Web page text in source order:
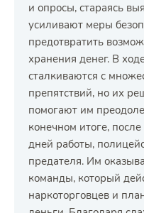
и опросы, стараясь
усиливают меры
предотвратить
хранения денег. В
сталкиваются с
препятствий, но их
помогают им
конечном итоге,
дней работы,
предателя. Им
команды, который
наркоторговцев и